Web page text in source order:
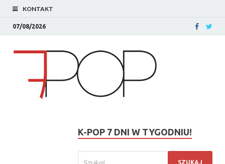
KONTAKT
07/08/2026
K-POP 7 DNI W TYGODNIU!